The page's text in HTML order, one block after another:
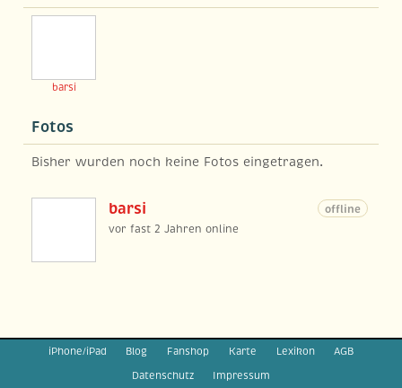
barsi
Fotos
Bisher wurden noch keine Fotos eingetragen.
barsi
offline
vor fast 2 Jahren online
iPhone/iPad Blog Fanshop Karte Lexikon
AGB
Datenschutz
Impressum